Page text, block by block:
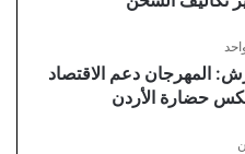
المهرجان دعم الاقتصاد
حضارة الأردن